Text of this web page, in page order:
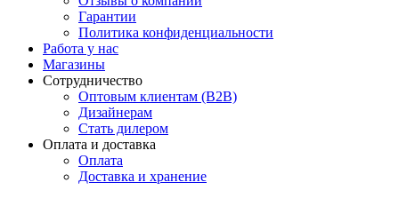
Гарантии
Политика конфиденциальности
Работа у нас
Магазины
Сотрудничество
Оптовым клиентам (В2В)
Дизайнерам
Стать дилером
Оплата и доставка
Оплата
Доставка и хранение